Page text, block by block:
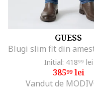
GUESS
Initial: 41899 lei
38599lei
Vandut de